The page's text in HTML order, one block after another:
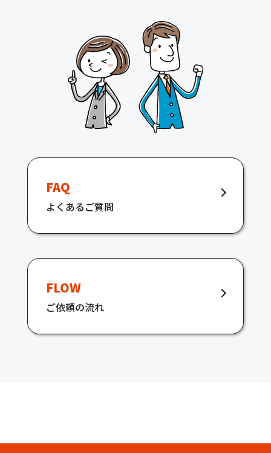
FAQ
よくあるご質問
FLOW
ご依頼の流れ